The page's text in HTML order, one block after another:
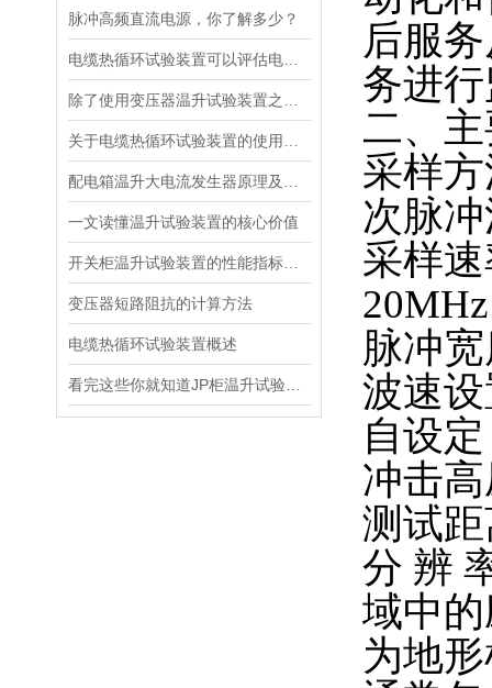
脉冲高频直流电源，你了解多少？
一文读懂温升试验装置的核心价值
变压器短路阻抗的计算方法
电缆热循环试验装置概述
后服
务进
二、
采样
次脉
采样
20MHz
脉冲
波速
自设定
冲击
测试
分 辨
域中
为地